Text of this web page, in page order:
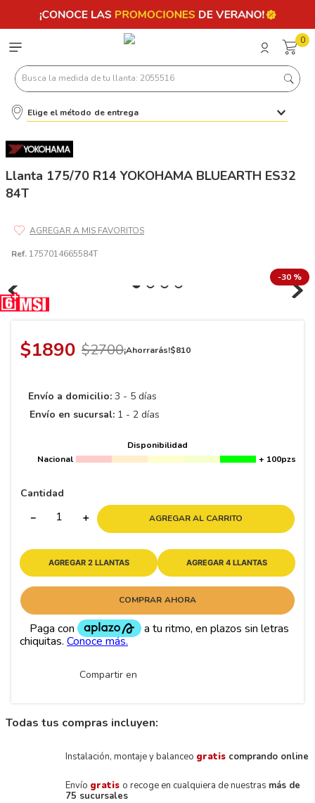
0
Busca la medida de tu llanta: 2055516
Elige el método de entrega
Llanta 175/70 R14 YOKOHAMA BLUEARTH ES32
84T
Ref. 1757014665584T
-30 %
$1890 $2700¡Ahorrarás!$810
Envío a domicilio: 3 - 5 días
Envío en sucursal: 1 - 2 días
Disponibilidad
Nacional
+ 100pzs
Cantidad
＋
－ AGREGAR AL CARRITO
AGREGAR 2 LLANTAS AGREGAR 4 LLANTAS
COMPRAR AHORA
Compartir en
Todas tus compras incluyen:
Instalación, montaje y balanceo gratis comprando online
Envío gratis o recoge en cualquiera de nuestras más de
75 sucursales
Términos más buscados
7.245